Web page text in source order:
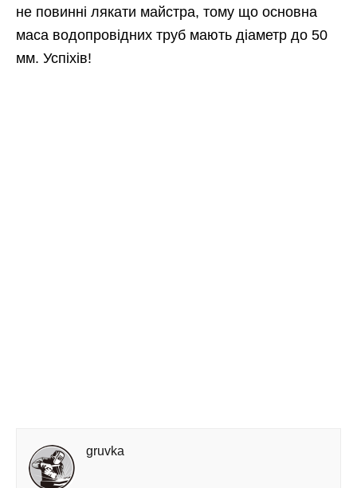
не повинні лякати майстра, тому що основна
маса водопровідних труб мають діаметр до 50
мм. Успіхів!
gruvka